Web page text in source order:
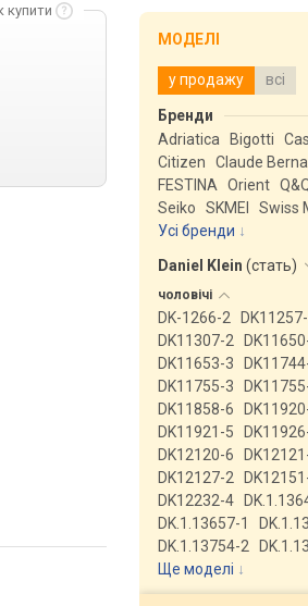
купити
МОДЕЛІ
у продажу всі
Бренди
Adriatica
Bigotti
Citizen
Claude
FESTINA
Orient
Seiko
SKMEI Swiss
Усі бренди
Daniel Klein (стать)
чоловічі
DK-1266-2
DK11307-2
DK11653-3
DK11755-3
DK11858-6
DK11921-5
DK12120-6
DK12127-2
DK12232-4
DK.1.13657-1
DK.1.13754-2
Ще моделі ↓